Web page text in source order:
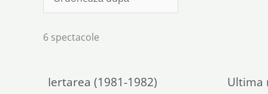
6 spectacole
Iertarea (1981-1982) Ultima